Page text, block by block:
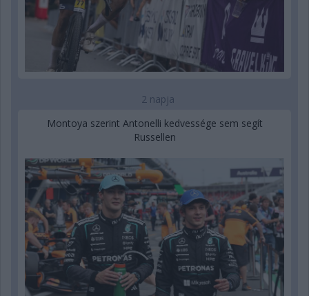
2 napja
Montoya szerint Antonelli kedvessége sem segít
Russellen